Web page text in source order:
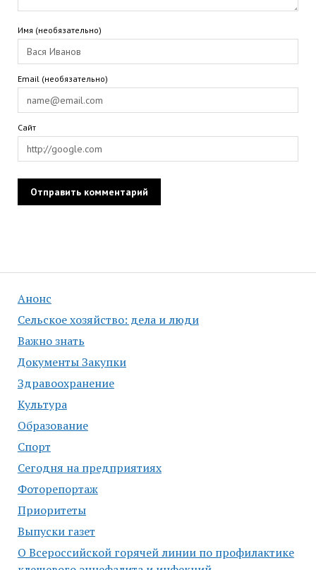
Анонс
Сельское хозяйство: дела и люди
Важно знать
Документы Закупки
Здравоохранение
Культура
Образование
Спорт
Сегодня на предприятиях
Фоторепортаж
Приоритеты
Выпуски газет
О Всероссийской горячей линии по профилактике
Имя (необязательно)
Email (необязательно)
Сайт